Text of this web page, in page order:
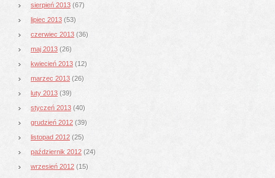
sierpień 2013 (67)
lipiec 2013 (53)
czerwiec 2013 (36)
maj 2013 (26)
kwiecień 2013 (12)
marzec 2013 (26)
luty 2013 (39)
styczeń 2013 (40)
grudzień 2012 (39)
listopad 2012 (25)
październik 2012 (24)
wrzesień 2012 (15)